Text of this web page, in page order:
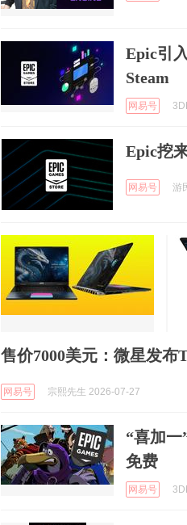
Epic引
Steam
网易号
Epic挖
网易号 游
售价7000美元：微星发
网易号 宗熙先生 2026-07-27
“喜加一
免费
网易号